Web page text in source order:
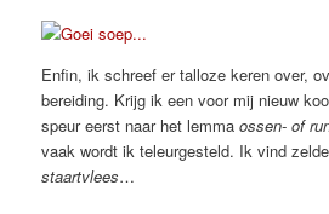
Enfin, ik schreef er talloze keren over,
bereiding. Krijg ik een voor mij nieuw
speur eerst naar het lemmaossen- of
vaak wordt ik teleurgesteld. Ik vind
staartvlees…